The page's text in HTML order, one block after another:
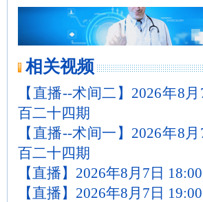
相关视频
【直播--术间二】2026年8
百二十四期
【直播--术间一】2026年8
百二十四期
【直播】2026年8月7日
【直播】2026年8月7日